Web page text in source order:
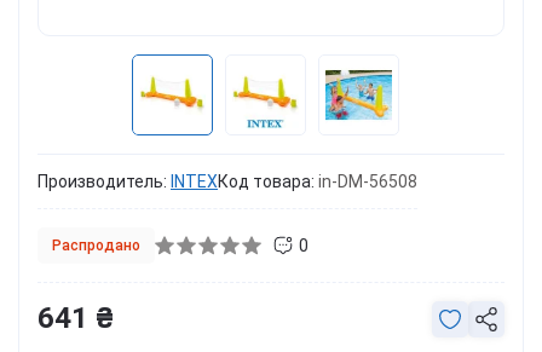
Производитель: INTEXКод товара: in-DM-56508
Распродано 0
641 ₴